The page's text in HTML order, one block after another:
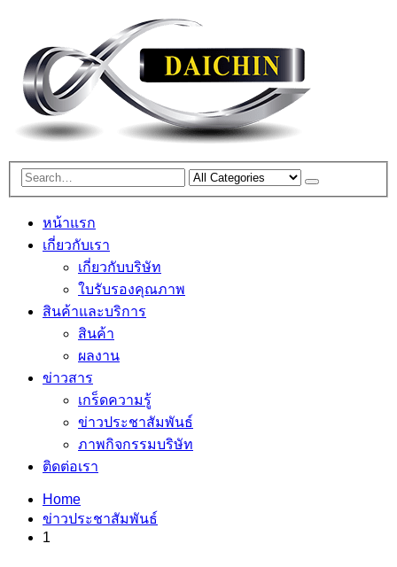
หน้าแรก
เกี่ยวกับเรา
เกี่ยวกับบริษัท
ใบรับรองคุณภาพ
สินค้าและบริการ
สินค้า
ผลงาน
ข่าวสาร
เกร็ดความรู้
ข่าวประชาสัมพันธ์
ภาพกิจกรรมบริษัท
ติดต่อเรา
Home
ข่าวประชาสัมพันธ์
1